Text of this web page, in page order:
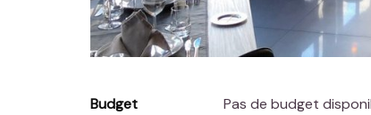
Budget Pas de budget